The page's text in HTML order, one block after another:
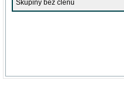
Skupiny bez členů